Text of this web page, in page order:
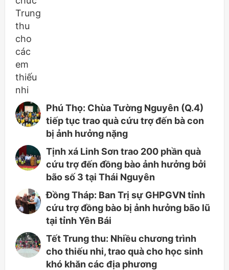
Phú Thọ: Chùa Tường Nguyên (Q.4)
tiếp tục trao quà cứu trợ đến bà con
bị ảnh hưởng nặng
Tịnh xá Linh Sơn trao 200 phần quà
cứu trợ đến đồng bào ảnh hưởng bởi
bão số 3 tại Thái Nguyên
Đồng Tháp: Ban Trị sự GHPGVN tỉnh
cứu trợ đồng bào bị ảnh hưởng bão lũ
tại tỉnh Yên Bái
Tết Trung thu: Nhiều chương trình
cho thiếu nhi, trao quà cho học sinh
khó khăn các địa phương